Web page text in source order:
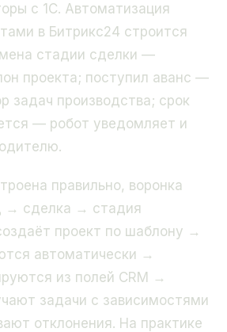
с 1С. Автоматизация
в Битрикс24 строится
стадии сделки —
проекта; поступил аванс —
задач производства; срок
— робот уведомляет и
правильно, воронка
→ сделка → стадия
проект по шаблону →
автоматически →
из полей CRM →
задачи с зависимостями
отклонения. На практике